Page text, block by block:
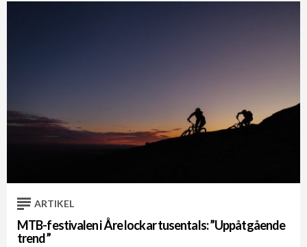
ARTIKEL
MTB-festivalen i Åre lockar tusentals: ”Uppåtgående
trend”